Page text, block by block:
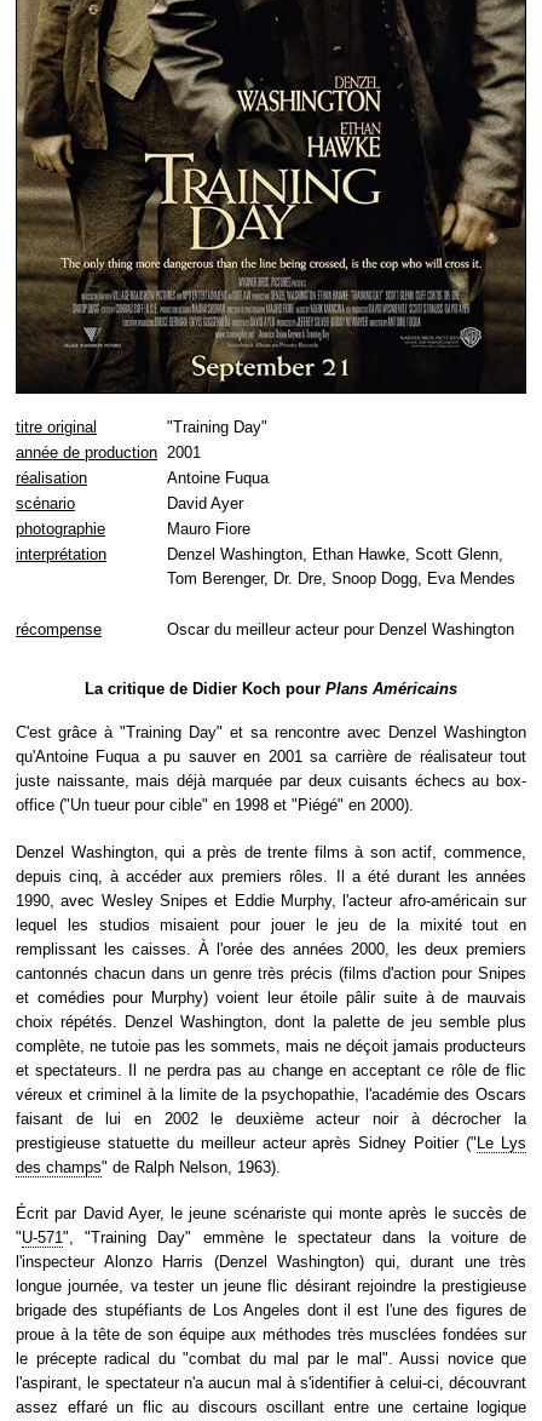
titre original
"Training Day"
année de production 2001
réalisation
Antoine Fuqua
scénario
David Ayer
photographie
Mauro Fiore
interprétation
Denzel Washington, Ethan Hawke, Scott Glenn,
Tom Berenger, Dr. Dre, Snoop Dogg, Eva Mendes
récompense Oscar du meilleur acteur pour Denzel Washington
La critique de Didier Koch pour Plans Américains
C'est grâce à "Training Day" et sa rencontre avec Denzel Washington
qu'Antoine Fuqua a pu sauver en 2001 sa carrière de réalisateur tout
juste naissante, mais déjà marquée par deux cuisants échecs au box-
office ("Un tueur pour cible" en 1998 et "Piégé" en 2000).
Denzel Washington, qui a près de trente films à son actif, commence,
depuis cinq, à accéder aux premiers rôles. Il a été durant les années
1990, avec Wesley Snipes et Eddie Murphy, l'acteur afro-américain sur
lequel les studios misaient pour jouer le jeu de la mixité tout en
remplissant les caisses. À l'orée des années 2000, les deux premiers
cantonnés chacun dans un genre très précis (films d'action pour Snipes
et comédies pour Murphy) voient leur étoile pâlir suite à de mauvais
choix répétés. Denzel Washington, dont la palette de jeu semble plus
complète, ne tutoie pas les sommets, mais ne déçoit jamais producteurs
et spectateurs. Il ne perdra pas au change en acceptant ce rôle de flic
véreux et criminel à la limite de la psychopathie, l'académie des Oscars
faisant de lui en 2002 le deuxième acteur noir à décrocher la
prestigieuse statuette du meilleur acteur après Sidney Poitier ("Le Lys
des champs" de Ralph Nelson, 1963).
Écrit par David Ayer, le jeune scénariste qui monte après le succès de
"U-571", "Training Day" emmène le spectateur dans la voiture de
l'inspecteur Alonzo Harris (Denzel Washington) qui, durant une très
longue journée, va tester un jeune flic désirant rejoindre la prestigieuse
brigade des stupéfiants de Los Angeles dont il est l'une des figures de
proue à la tête de son équipe aux méthodes très musclées fondées sur
le précepte radical du "combat du mal par le mal". Aussi novice que
l'aspirant, le spectateur n'a aucun mal à s'identifier à celui-ci, découvrant
assez effaré un flic au discours oscillant entre une certaine logique